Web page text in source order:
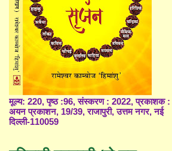
मूल्य: 220, पृष्ठ :96, संस्करण : 2022, प्रकाशक :
अयन प्रकाशन, 19/39, राजापुरी, उत्तम नगर, नई
दिल्ली-110059